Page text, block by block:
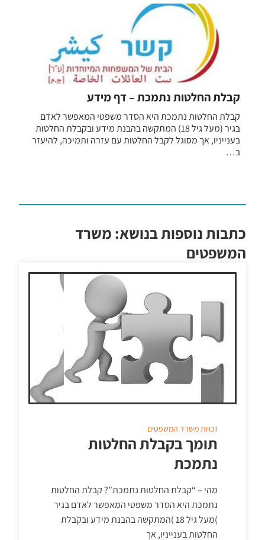
קבלת החלטות נתמכת – דף מידע
קבלת החלטות נתמכת היא הסדר משפטי המאפשר לאדם
בגיר (מעל גיל 18) המתקשה בהבנת מידע ובקבלת החלטות
בענייניו, אך מסוגל לקבל החלטות עם עזרה ותמיכה, להיעזר
ב…
כתבות נוספות בנושא: משרד
המשפטים
זכויותמשרד המשפטים
תומך בקבלת החלטות
נתמכת
מהי – “קבלת החלטות נתמכת”? קבלת החלטות
נתמכת היא הסדר משפטי המאפשר לאדם בגיר
)מעל גיל 18 )המתקשה בהבנת מידע ובקבלת
החלטות בענייניו, אך